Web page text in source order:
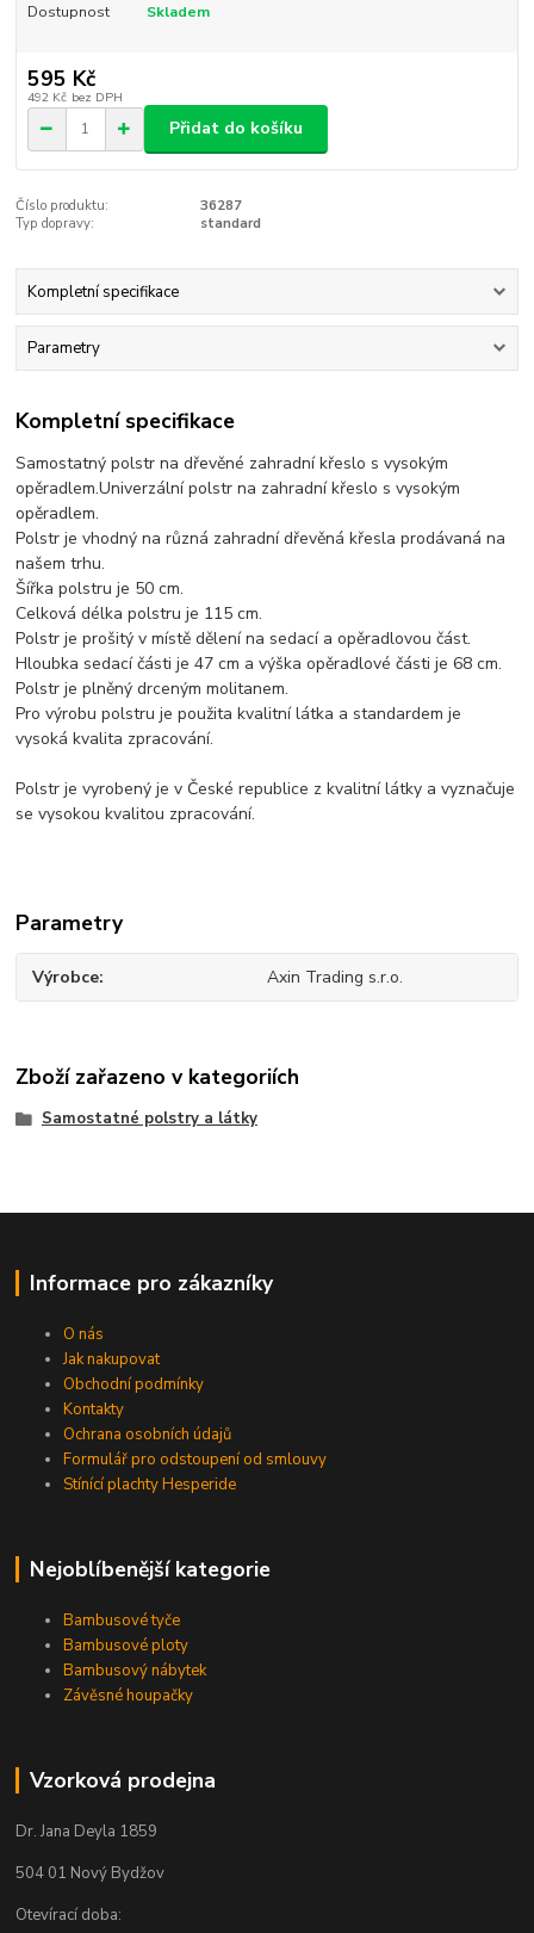
Dostupnost Skladem
595 Kč
492 Kč bez DPH
Přidat do košíku
Číslo produktu:
36287
Typ dopravy:
standard
Kompletní specifikace
Parametry
Kompletní specifikace
Samostatný polstr na dřevěné zahradní křeslo s vysokým
opěradlem.Univerzální polstr na zahradní křeslo s vysokým
opěradlem.
Polstr je vhodný na různá zahradní dřevěná křesla prodávaná na
našem trhu.
Šířka polstru je 50 cm.
Celková délka polstru je 115 cm.
Polstr je prošitý v místě dělení na sedací a opěradlovou část.
Hloubka sedací části je 47 cm a výška opěradlové části je 68 cm.
Polstr je plněný drceným molitanem.
Pro výrobu polstru je použita kvalitní látka a standardem je
vysoká kvalita zpracování.
Polstr je vyrobený je v České republice z kvalitní látky a vyznačuje
se vysokou kvalitou zpracování.
Parametry
Výrobce Axin Trading s.r.o.
Zboží zařazeno v kategoriích
Samostatné polstry a látky
Informace pro zákazníky
O nás
Jak nakupovat
Obchodní podmínky
Kontakty
Ochrana osobních údajů
Formulář pro odstoupení od smlouvy
Stínící plachty Hesperide
Nejoblíbenější kategorie
Bambusové tyče
Bambusové ploty
Bambusový nábytek
Závěsné houpačky
Vzorková prodejna
Dr. Jana Deyla 1859
504 01 Nový Bydžov
Otevírací doba: